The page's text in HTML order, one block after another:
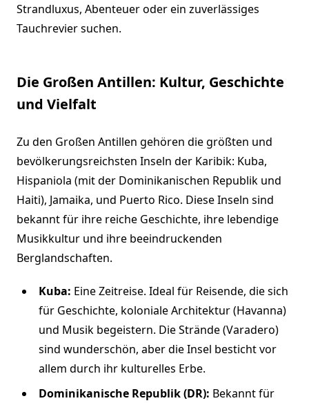
Strandluxus, Abenteuer oder ein zuverlässiges
Tauchrevier suchen.
Die Großen Antillen: Kultur, Geschichte
und Vielfalt
Zu den Großen Antillen gehören die größten und
bevölkerungsreichsten Inseln der Karibik: Kuba,
Hispaniola (mit der Dominikanischen Republik und
Haiti), Jamaika, und Puerto Rico. Diese Inseln sind
bekannt für ihre reiche Geschichte, ihre lebendige
Musikkultur und ihre beeindruckenden
Berglandschaften.
Kuba: Eine Zeitreise. Ideal für Reisende, die sich
für Geschichte, koloniale Architektur (Havanna)
und Musik begeistern. Die Strände (Varadero)
sind wunderschön, aber die Insel besticht vor
allem durch ihr kulturelles Erbe.
Dominikanische Republik (DR): Bekannt für